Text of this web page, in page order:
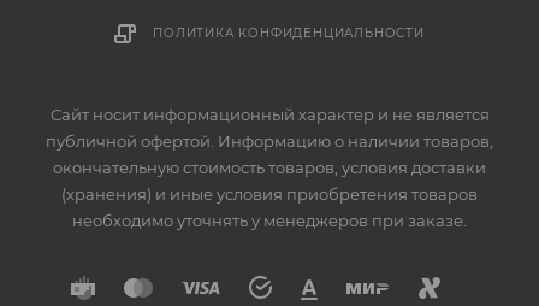
ПОЛИТИКА КОНФИДЕНЦИАЛЬНОСТИ
Сайт носит информационный характер и не является
публичной офертой. Информацию о наличии товаров,
окончательную стоимость товаров, условия доставки
(хранения) и иные условия приобретения товаров
необходимо уточнять у менеджеров при заказе.